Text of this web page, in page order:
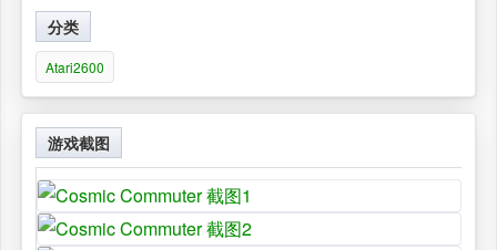
分类
Atari2600
游戏截图